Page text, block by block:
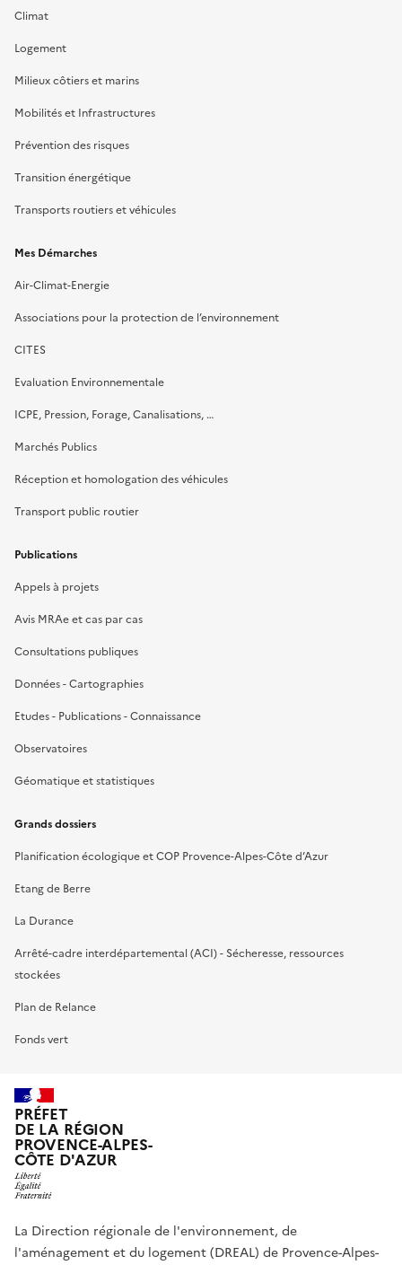
Climat
Logement
Milieux côtiers et marins
Mobilités et Infrastructures
Prévention des risques
Transition énergétique
Transports routiers et véhicules
Mes Démarches
Air-Climat-Energie
Associations pour la protection de l’environnement
CITES
Evaluation Environnementale
ICPE, Pression, Forage, Canalisations, …
Marchés Publics
Réception et homologation des véhicules
Transport public routier
Publications
Appels à projets
Avis MRAe et cas par cas
Consultations publiques
Données - Cartographies
Etudes - Publications - Connaissance
Observatoires
Géomatique et statistiques
Grands dossiers
Planification écologique et COP Provence-Alpes-Côte d’Azur
Etang de Berre
La Durance
Arrêté-cadre interdépartemental (ACI) - Sécheresse, ressources
stockées
Plan de Relance
Fonds vert
PRÉFET
DE LA RÉGION
PROVENCE-ALPES-
CÔTE D'AZUR
La Direction régionale de l'environnement, de
l'aménagement et du logement (DREAL) de Provence-Alpes-